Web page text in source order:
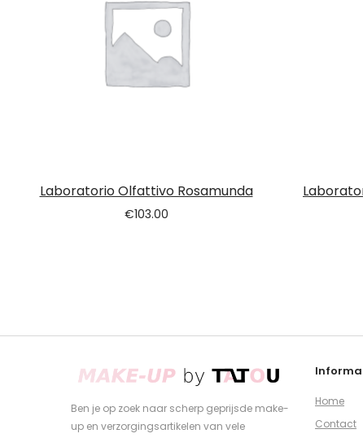
Laboratorio Olfattivo Rosamunda
€103.00
Ben je op zoek naar scherp geprijsde make-
up en verzorgingsartikelen van vele
Home
Contact